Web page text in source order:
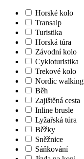
Horské kolo
Transalp
Turistika
Horská túra
Závodní kolo
Cykloturistika
Trekové kolo
Nordic walking
Běh
Zajištěná cesta
Inline brusle
Lyžařská túra
Běžky
Sněžnice
Sáňkování